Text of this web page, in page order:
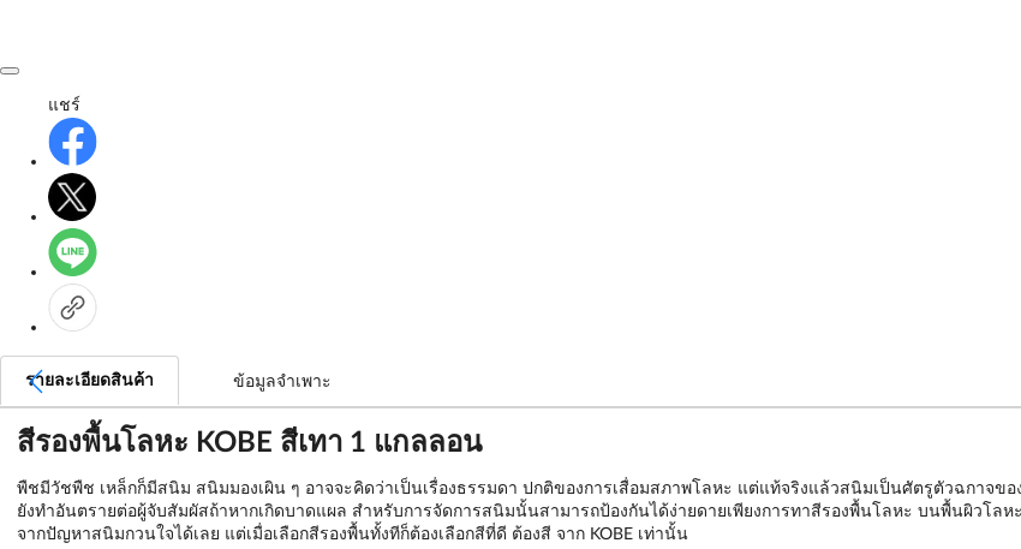
แชร์
รายละเอียดสินค้า ข้อมูลจำเพาะ
สีรองพื้นโลหะ KOBE สีเทา 1 แกลลอน
พืชมีวัชพืช เหล็กก็มีสนิม สนิมมองเผิน ๆ อาจจะคิดว่าเป็นเรื่องธรรมดา ปกติของการเสื่อมสภาพโลหะ แต่แท้จริงแล้วสนิมเป็นศัตรูตัวฉกาจข
ยังทำอันตรายต่อผู้จับสัมผัสถ้าหากเกิดบาดแผล สำหรับการจัดการสนิมนั้นสามารถป้องกันได้ง่ายดายเพียงการทาสีรองพื้นโลหะ บนพื้นผิวโลห
จากปัญหาสนิมกวนใจได้เลย แต่เมื่อเลือกสีรองพื้นทั้งทีก็ต้องเลือกสีที่ดี ต้องสี จาก KOBE เท่านั้น